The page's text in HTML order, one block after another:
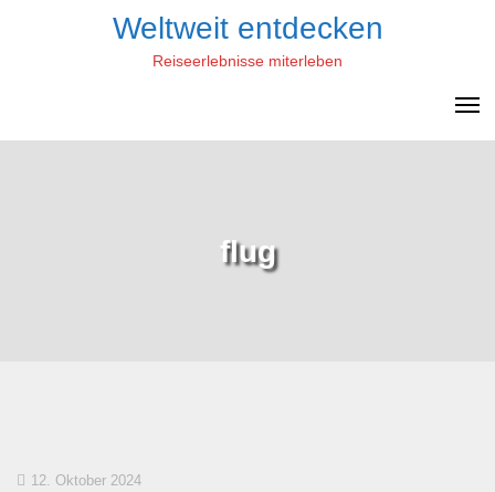
Weltweit entdecken
Reiseerlebnisse miterleben
flug
12. Oktober 2024